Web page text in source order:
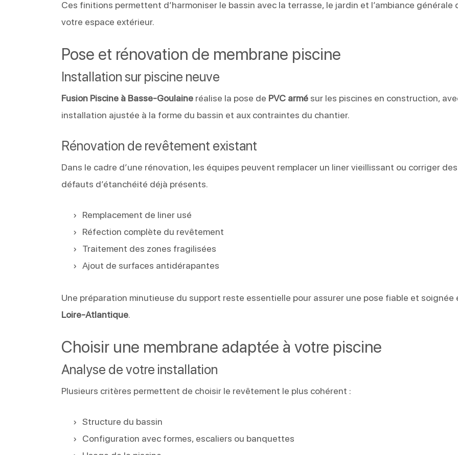
Ces finitions permettent d’harmoniser le bassin avec la terrasse, le jardin et l’ambiance générale
votre espace extérieur.
Pose et rénovation de membrane piscine
Installation sur piscine neuve
Fusion Piscine à Basse-Goulaine réalise la pose de PVC armé sur les piscines en construction,
installation ajustée à la forme du bassin et aux contraintes du chantier.
Rénovation de revêtement existant
Dans le cadre d’une rénovation, les équipes peuvent remplacer un liner vieillissant ou corriger des
défauts d’étanchéité déjà présents.
Remplacement de liner usé
Réfection complète du revêtement
Traitement des zones fragilisées
Ajout de surfaces antidérapantes
Une préparation minutieuse du support reste essentielle pour assurer une pose fiable et soignée
Loire-Atlantique.
Choisir une membrane adaptée à votre piscine
Analyse de votre installation
Plusieurs critères permettent de choisir le revêtement le plus cohérent :
Structure du bassin
Configuration avec formes, escaliers ou banquettes